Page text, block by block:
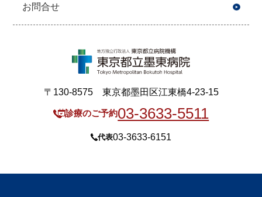
お問合せ
〒130-8575 東京都墨田区江東橋4-23-15
診療のご予約03-3633-5511
代表03-3633-6151